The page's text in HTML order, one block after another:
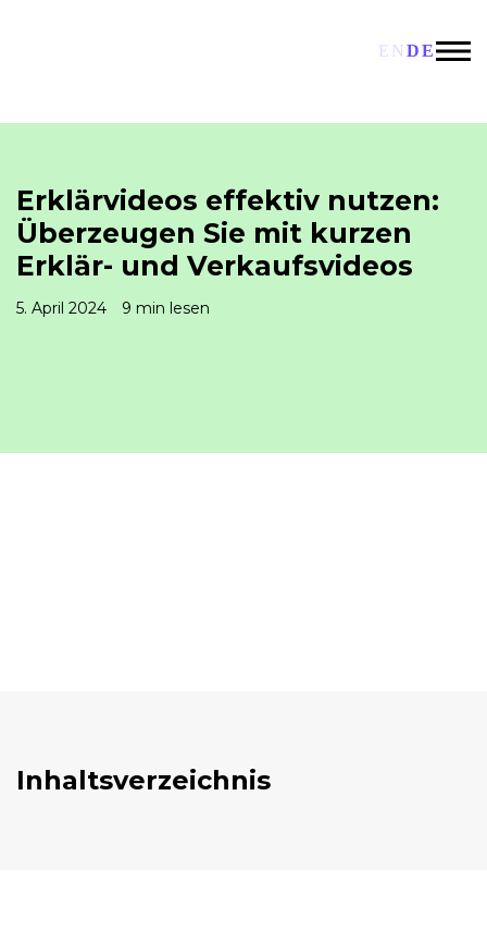
EN DE
Erklärvideos effektiv nutzen:
Überzeugen Sie mit kurzen
Erklär- und Verkaufsvideos
5. April 2024 9 min lesen
Inhaltsverzeichnis